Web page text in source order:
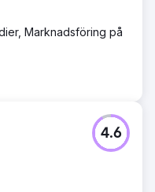
Marknadsföring på
4.6